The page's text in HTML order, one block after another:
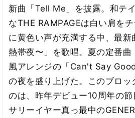
新曲「Tell Me」を披露。和テ
なTHE RAMPAGEは白い肩を
に黄色い声が充満する中、最
熱帯夜〜」を歌唱。夏の定番曲
風アレンジの「Can't Say
の夜を盛り上げた。このブロッ
のは、昨年デビュー10周年の
サリーイヤー真っ最中の